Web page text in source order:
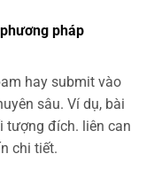
pháp
hay submit vào
sâu. Ví dụ, bài
tượng đích. liên can
chi tiết.